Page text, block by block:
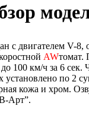
с двигателем V-8,
AWтомат.
100 км/ч за 6 сек.
установлено по 2
кожа и хром.
Арт”.